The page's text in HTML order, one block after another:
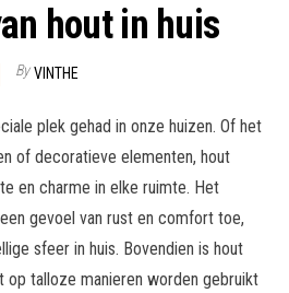
hout in huis
By VINTHE
plek gehad in onze huizen. Of het
of decoratieve elementen, hout
en charme in elke ruimte. Het
gevoel van rust en comfort toe,
sfeer in huis. Bovendien is hout
op talloze manieren worden gebruikt